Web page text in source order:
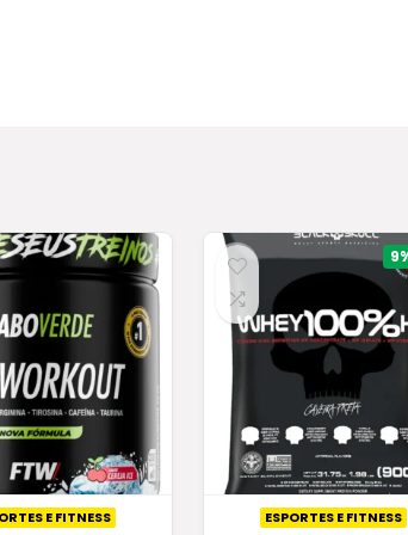
E FITNESS ESPORTES E FITNESS